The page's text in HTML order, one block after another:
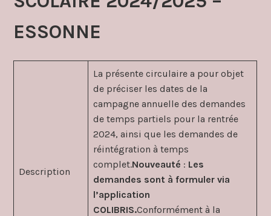
ESSONNE
Description
La présente circulaire a pour objet
de préciser les dates de la
campagne annuelle des demandes
de temps partiels pour la rentrée
2024, ainsi que les demandes de
réintégration à temps
complet.Nouveauté : Les
demandes sont à formuler via
l’application
COLIBRIS.Conformément à la